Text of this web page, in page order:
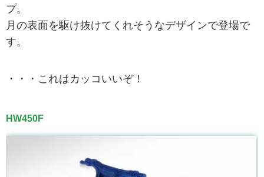
プ。
月の表面を駆け抜けてくれそうなデザインで登場で
す。
・・・これはカッコいいぞ！
HW450F